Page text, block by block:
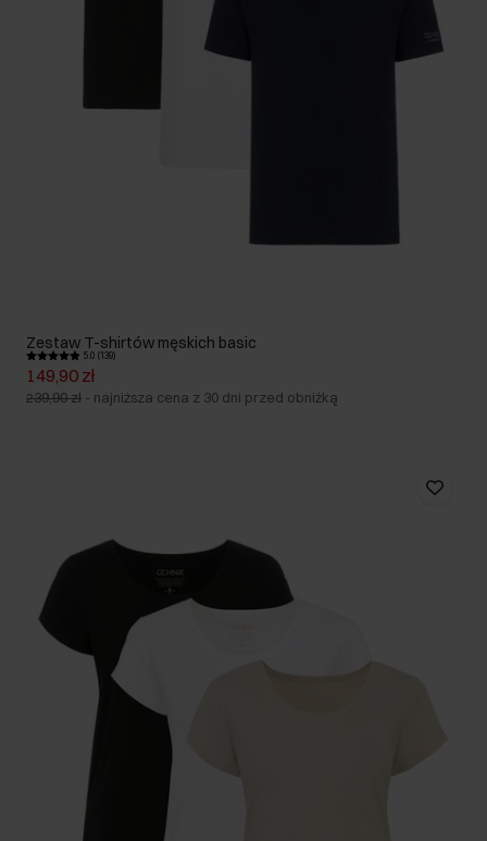
Zestaw T-shirtów męskich basic
5.0 (139)
149,90 zł
239,90 zł - najniższa cena z 30 dni przed obniżką